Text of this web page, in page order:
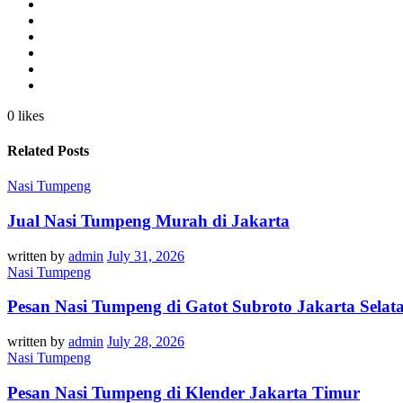
0 likes
Related Posts
Nasi Tumpeng
Jual Nasi Tumpeng Murah di Jakarta
written by admin July 31, 2026
Nasi Tumpeng
Pesan Nasi Tumpeng di Gatot Subroto Jakarta
written by admin July 28, 2026
Nasi Tumpeng
Pesan Nasi Tumpeng di Klender Jakarta Timur